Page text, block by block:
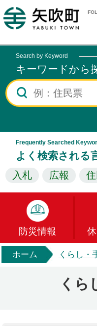
矢
Search by Keyword
キーワードから
Frequently Searched
よく検索される
入札 広報
防災情報
ホーム くらし・
くら